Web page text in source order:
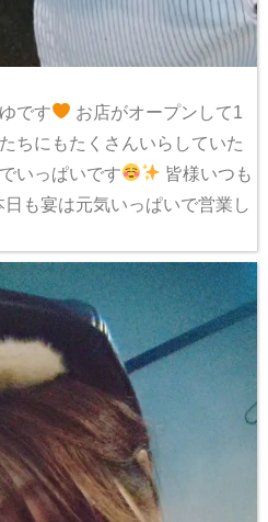
です
お店がオープンして1
ちにもたくさんいらしていた
いっぱいです
皆様いつも
日も宴は元気いっぱいで営業し